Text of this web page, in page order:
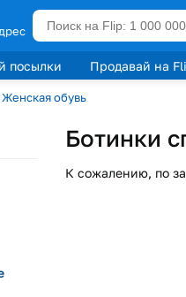
посылки Продавай на
Женская обувь
Ботинки
К сожалению, по